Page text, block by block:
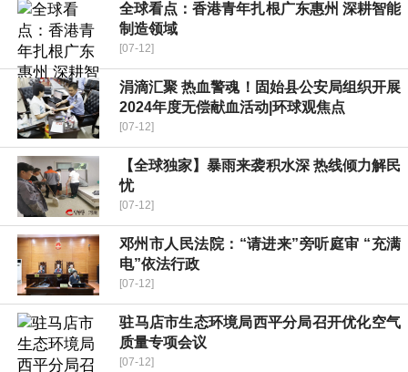
全球看点：香港青年扎根广东惠州 深耕智能
制造领域
[07-12]
​涓滴汇聚 热血警魂！固始县公安局组织开展
2024年度无偿献血活动|环球观焦点
[07-12]
【全球独家】暴雨来袭积水深 热线倾力解民
忧
[07-12]
邓州市人民法院：“请进来”旁听庭审 “充满
电”依法行政
[07-12]
​驻马店市生态环境局西平分局召开优化空气
质量专项会议
[07-12]